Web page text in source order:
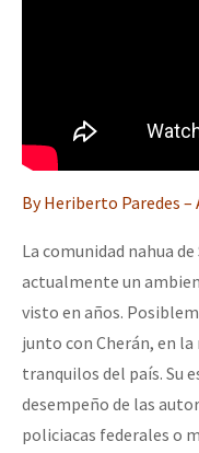
By Heriberto Paredes –
La comunidad nahua
actualmente un
visto en años.
junto con Cherán, en la
tranquilos del país. Su
desempeño de las
policiacas federales o